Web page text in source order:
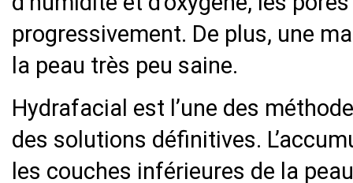
progressivement. De plus, une
la peau très peu saine.
Hydrafacial est l’une des
des solutions définitives.
les couches inférieures de la